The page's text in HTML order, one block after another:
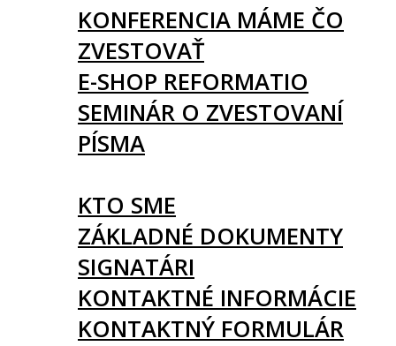
KONFERENCIA MÁME ČO
ZVESTOVAŤ
E-SHOP REFORMATIO
SEMINÁR O ZVESTOVANÍ
PÍSMA
KTO SME
ZÁKLADNÉ DOKUMENTY
SIGNATÁRI
KONTAKTNÉ INFORMÁCIE
KONTAKTNÝ FORMULÁR